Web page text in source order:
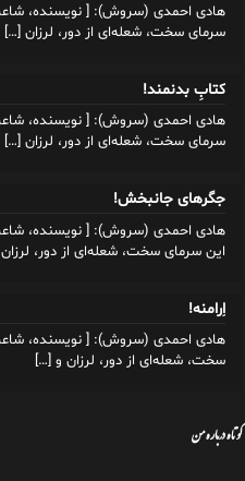
سرمای سخت، شعله‌ای از دور، لرزان […]
کتابِ بدنمند!
سرمای سخت، شعله‌ای از دور، لرزان […]
جگرهای جانبخش!
این سرمای سخت، شعله‌ای از دور، لرزان
اِرامنه!
سخت، شعله‌ای از دور، لرزان و […]
کوتاه درباره من